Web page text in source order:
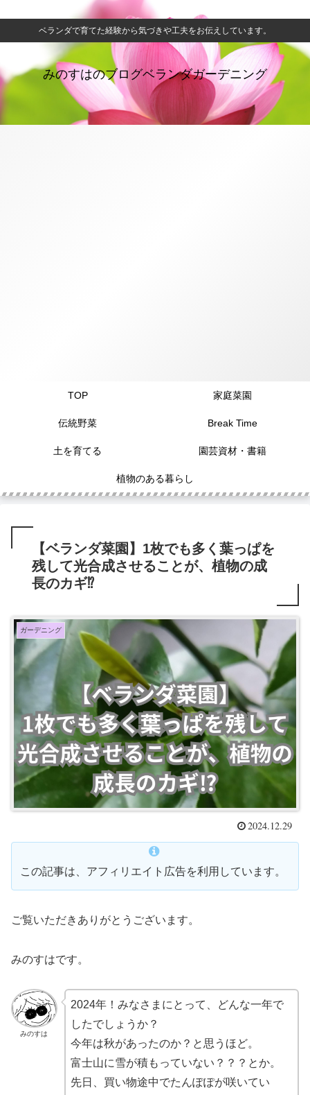
ベランダで育てた経験から気づきや工夫をお伝えしています。
みのすはのブログベランダガーデニング
TOP 家庭菜園
伝統野菜 Break Time
土を育てる 園芸資材・書籍
植物のある暮らし
【ベランダ菜園】1枚でも多く葉っぱを
残して光合成させることが、植物の成
長のカギ⁉
ガーデニング
2024.12.29
この記事は、アフィリエイト広告を利用しています。
ご覧いただきありがとうございます。
みのすはです。
みのすは
2024年！みなさまにとって、どんな一年で
したでしょうか？
今年は秋があったのか？と思うほど。
富士山に雪が積もっていない？？？とか。
先日、買い物途中でたんぽぽが咲いてい